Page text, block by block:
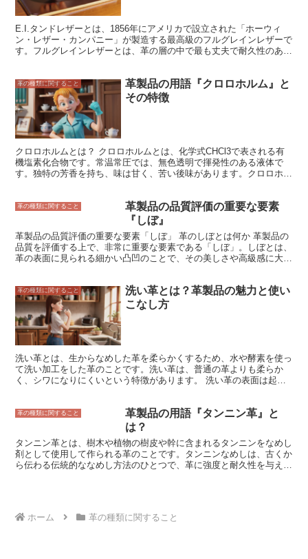
E.I.タンドレザーとは、1856年にアメリカで設立された「ホーウィ
ン・レザー・カンパニー」が製造する最高級のフルグレインレザーで
す。フルグレインレザーとは、革の層の中で最も丈夫で耐久性のある
で、繊維をほぐし、柔軟性と耐久性を高めたレザーです。タンニン鞣
しは、植物由来のタンニンを使用するため、革に自然な風合いと経年
変化を楽しむことができます。 E.I.タンドレザーは、その品質の高さ
から、高級靴やバッグ、財布などの革製品に使用されています。ま
た、その耐久性と柔軟性から、アウトドア用品にも多く使用されてい
ます。 E.I.タンドレザーを使用することで、革製品に高級感と耐久性
を持たせることができます。また、経年変化を楽しむことができるた
め、長く愛用することができるのが特徴です。
革の種類に関すること
革製品の用語『クロロホルム』と
その特徴
クロロホルムとは？ クロロホルムとは、化学式CHCl3で表される有
機塩素化合物です。常温常圧では、無色透明で揮発性のある液体で
す。独特の芳香を持ち、味は甘く、苦い後味があります。クロロホル
用があることを発見し、1847年に外科手術中に麻酔薬として使用し
ました。クロロホルムは、その後、エーテルや亜酸化窒素とともに、
麻酔薬として広く使用されましたが、心臓毒性があることが判明し、
1960年代以降、麻酔薬としては使用されなくなりました。
革の種類に関すること
革製品の品質評価の重要な要素
『しぼ』
革製品の品質評価の重要な要素「しぼ」 革のしぼとは何か 革製品の
品質を評価する上で、非常に重要な要素である「しぼ」。しぼとは、
革の表面に見られる細かい凸凹のことで、その美しさや高級感に大き
が均一に分布しているほど美しさが増します。しぼは、革の製造工程
の中で、タンニンなどの薬品を使用することで ایجادされます。タン
ニンは、革の表面にシワを作ることで、しぼを生み出します。しぼの
大きさは、タンニンの濃度や作用時間を調整することでコントロール
することができます。 しぼは、革製品の耐久性にも影響します。し
ぼがある革は、摩擦や傷に強く、また、シミや汚れも目立ちにくいと
いう特徴があります。そのため、革靴やバッグなどの、日常的に使用
する革製品には、しぼのある革が好まれます。
革の種類に関すること
洗い革とは？革製品の魅力と使い
こなし方
洗い革とは、生からなめした革を柔らかくするため、水や酵素を使っ
て洗い加工をした革のことです。洗い革は、普通の革よりも柔らか
く、シワになりにくいという特徴があります。 洗い革の表面は起毛
い込むほどに味が出て、風合いが増していくのも魅力です。 洗い革
は、普通の革よりも水に強く、汚れにくいという特徴もあります。そ
のため、雨の日でも気兼ねなく着ることができます。また、洗い革は
軽いので、持ち運びに便利です。
革の種類に関すること
革製品の用語『タンニン革』と
は？
タンニン革とは、樹木や植物の樹皮や幹に含まれるタンニンをなめし
剤として使用して作られる革のことです。タンニンなめしは、古くか
ら伝わる伝統的ななめし方法のひとつで、革に強度と耐久性を与える
類に分けられます。ひとつは、槽（ふね）を使って革をなめす槽なめ
ホーム 革の種類に関すること